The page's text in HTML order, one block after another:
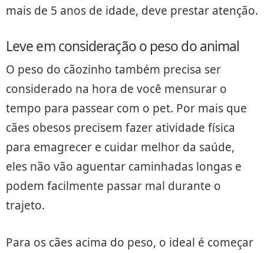
mais de 5 anos de idade, deve prestar atenção.
Leve em consideração o peso do animal
O peso do cãozinho também precisa ser
considerado na hora de você mensurar o
tempo para passear com o pet. Por mais que
cães obesos precisem fazer atividade física
para emagrecer e cuidar melhor da saúde,
eles não vão aguentar caminhadas longas e
podem facilmente passar mal durante o
trajeto.
Para os cães acima do peso, o ideal é começar